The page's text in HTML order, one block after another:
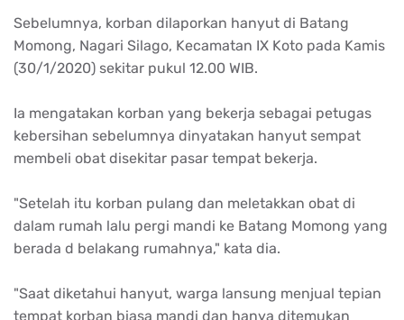
Sebelumnya, korban dilaporkan hanyut di Batang
Momong, Nagari Silago, Kecamatan IX Koto pada Kamis
(30/1/2020) sekitar pukul 12.00 WIB.
Ia mengatakan korban yang bekerja sebagai petugas
kebersihan sebelumnya dinyatakan hanyut sempat
membeli obat disekitar pasar tempat bekerja.
"Setelah itu korban pulang dan meletakkan obat di
dalam rumah lalu pergi mandi ke Batang Momong yang
berada d belakang rumahnya," kata dia.
"Saat diketahui hanyut, warga lansung menjual tepian
tempat korban biasa mandi dan hanya ditemukan